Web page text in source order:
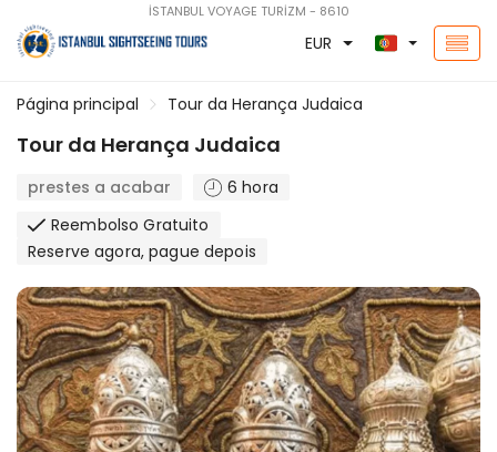
İSTANBUL VOYAGE TURİZM - 8610
EUR
Página principal Tour da Herança Judaica
Tour da Herança Judaica
prestes a acabar
6 hora
Reembolso Gratuito
Reserve agora, pague depois